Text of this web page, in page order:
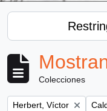
Colecciones
Remove filter:
Herbert, Víctor